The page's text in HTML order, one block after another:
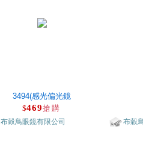
3494(感光偏光鏡
$469搶購
布穀鳥眼鏡有限公司 布穀